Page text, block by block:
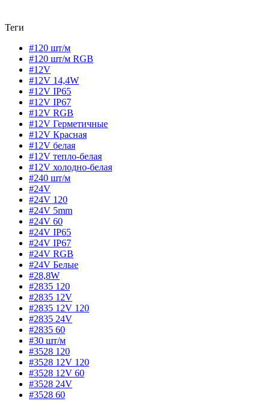
Теги
#120 шт/м
#120 шт/м RGB
#12V
#12V 14,4W
#12V IP65
#12V IP67
#12V RGB
#12V Герметичные
#12V Красная
#12V белая
#12V тепло-белая
#12V холодно-белая
#240 шт/м
#24V
#24V 120
#24V 5mm
#24V 60
#24V IP65
#24V IP67
#24V RGB
#24V Белые
#28,8W
#2835 120
#2835 12V
#2835 12V 120
#2835 24V
#2835 60
#30 шт/м
#3528 120
#3528 12V 120
#3528 12V 60
#3528 24V
#3528 60